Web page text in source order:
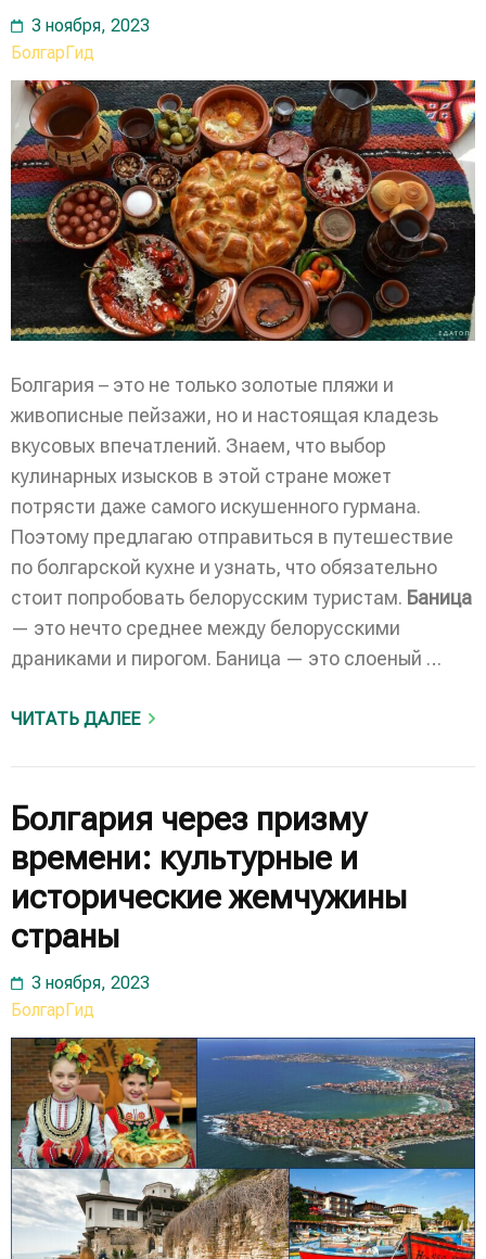
3 ноября, 2023
БолгарГид
Болгария – это не только золотые пляжи и
живописные пейзажи, но и настоящая кладезь
вкусовых впечатлений. Знаем, что выбор
кулинарных изысков в этой стране может
потрясти даже самого искушенного гурмана.
Поэтому предлагаю отправиться в путешествие
по болгарской кухне и узнать, что обязательно
стоит попробовать белорусским туристам. Баница
— это нечто среднее между белорусскими
драниками и пирогом. Баница — это слоеный …
ЧИТАТЬ ДАЛЕЕ
Болгария через призму
времени: культурные и
исторические жемчужины
страны
3 ноября, 2023
БолгарГид